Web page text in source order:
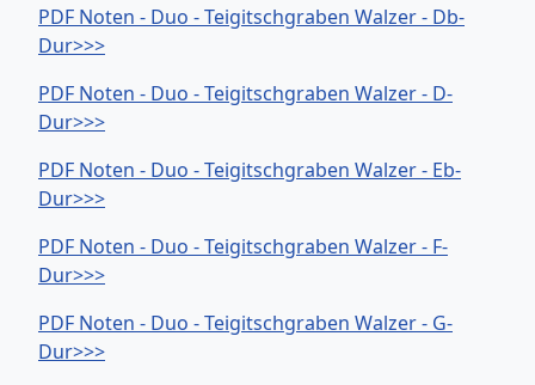
PDF Noten - Duo - Teigitschgraben Walzer - Db-
Dur>>>
PDF Noten - Duo - Teigitschgraben Walzer - D-
Dur>>>
PDF Noten - Duo - Teigitschgraben Walzer - Eb-
Dur>>>
PDF Noten - Duo - Teigitschgraben Walzer - F-
Dur>>>
PDF Noten - Duo - Teigitschgraben Walzer - G-
Dur>>>